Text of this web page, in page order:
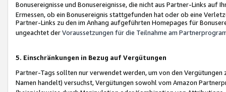
Bonusereignisse und Bonusereignisse, die nicht aus Partner-Links auf
Ermessen, ob ein Bonusereignis stattgefunden hat oder ob eine
Partner-Links zu den im Anhang aufgeführten Homepages für
ungeachtet derVoraussetzungen für die Teilnahme am
5. Einschränkungen in Bezug auf Vergütungen
Partner-Tags sollten nur verwendet werden, um von den
Namen handelt) versuchst, Vergütungen sowohl vom Amazon